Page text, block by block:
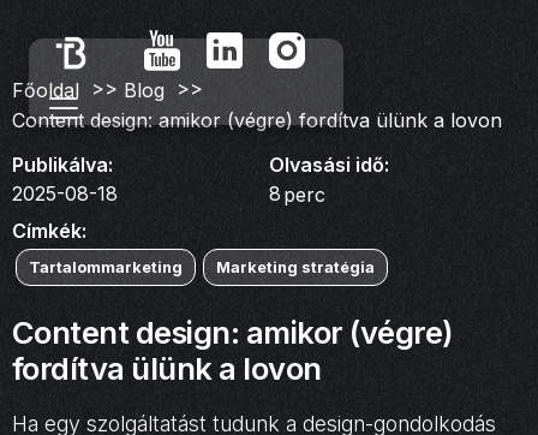
Főoldal >> Blog >>
Content design: amikor (végre) fordítva ülünk a lovon
Publikálva:
2025-08-18
Olvasási idő:
8 perc
Címkék:
Tartalommarketing Marketing stratégia
Content design: amikor (végre)
fordítva ülünk a lovon
Ha egy szolgáltatást tudunk a design-gondolkodás